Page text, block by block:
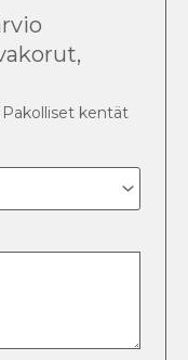
Pakolliset kentät